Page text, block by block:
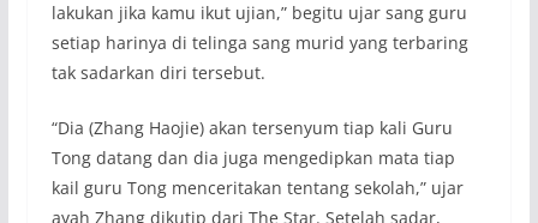
lakukan jika kamu ikut ujian,” begitu ujar sang guru
setiap harinya di telinga sang murid yang terbaring
tak sadarkan diri tersebut.
“Dia (Zhang Haojie) akan tersenyum tiap kali Guru
Tong datang dan dia juga mengedipkan mata tiap
kail guru Tong menceritakan tentang sekolah,” ujar
ayah Zhang dikutip dari The Star. Setelah sadar,